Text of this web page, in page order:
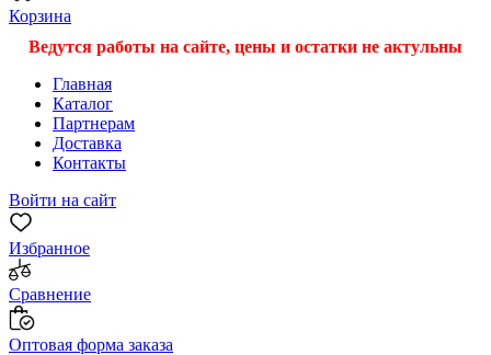
Корзина
Ведутся работы на сайте, цены и остатки не актульны
Главная
Каталог
Партнерам
Доставка
Контакты
Войти на сайт
Избранное
Сравнение
Оптовая форма заказа